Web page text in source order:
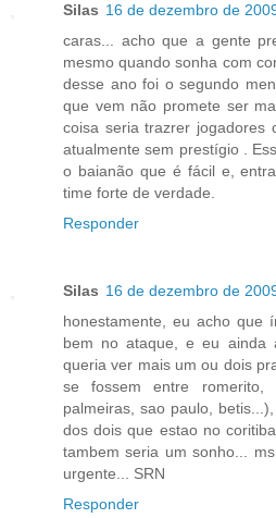
Silas 16 de dezembro de
caras... acho que a gente
mesmo quando sonha com
desse ano foi o segundo
que vem não promete ser
coisa seria trazrer jogadores
atualmente sem prestígio .
o baianão que é fácil e,
time forte de verdade.
Responder
Silas 16 de dezembro de
honestamente, eu acho que
bem no ataque, e eu ainda
queria ver mais um ou dois
se fossem entre romerito,
palmeiras, sao paulo,
dos dois que estao no
tambem seria um sonho...
urgente... SRN
Responder